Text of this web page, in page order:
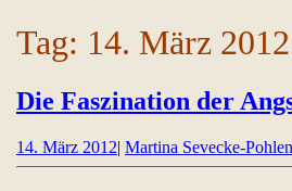
BUTTON
Tag: 14. März 2012
Die Faszination der
14. März 201214.
März
| Martina Sevecke-Pohlen